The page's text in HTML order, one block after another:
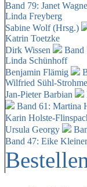
Band 79: Janet
Linda Freyberg
Sabine Wolf (Hrsg.)
Katrin Toetzke
Dirk Wissen
Band
Linda Schünhoff
Benjamin Flämig
Wilfried Sühl-
Jan-Pieter Barbian
Band 61: Martina
Karin Holste-
Ursula Georgy
Band 47: Eike